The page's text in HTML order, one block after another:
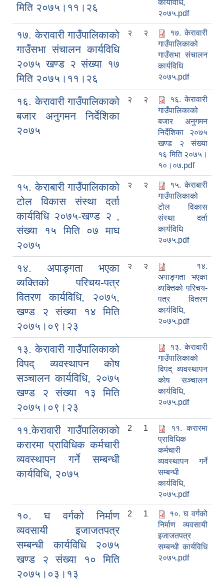
मिति २०७५।११।२६
कार्यविधि,
२०७५.pdf
१७. केरावारी गाउँपालिकाको
गाउँसभा संचालन कार्यविधि
२०७५ खण्ड २ संख्या १७
मिति २०७५।११।२६
२ २
१७. केरावारी
गाउँपालिकाको
गाउँसभा संचालन
कार्यविधि
२०७५.pdf
१६. केरावारी गाउँपालिकाको
बजार अनुगमन निर्देशिका
२०७५
२ २
१६. केरावारी
गाउँपालिकाको
बजार अनुगमन
निर्देशिका २०७५
खण्ड २ संख्या
१६ मिति २०७५।
१०।०७.pdf
१५. केराबारी गाउँपालिकाको
टोल विकास संस्था दर्ता
कार्यविधि २०७५-खण्ड २ ,
संख्या १५ मिति ०७ माघ
२०७५
२ २
१५. केराबारी
गाउँपालिकाको
टोल विकास
संस्था दर्ता
कार्यविधि
२०७५.pdf
१४. अपाङ्गता भएका
व्यक्तिको परिचय-पत्र
वितरण कार्यविधि, २०७५,
खण्ड २ संख्या १४ मिति
२०७५।०९।२३
२ २
१४.
अपाङ्गता भएका
व्यक्तिको परिचय-
पत्र वितरण
कार्यविधि,
२०७५.pdf
१३. केरावारी गाउँपालिकाको
विपद् व्यवस्थापन कोष
सञ्चालन कार्यविधि, २०७५
खण्ड २ संख्या १३ मिति
२०७५।०९।२३
१३. केरावारी
गाउँपालिकाको
विपद् व्यवस्थापन
कोष सञ्चालन
कार्यविधि,
२०७५.pdf
११.केरावारी गाउँपालिकाको
करारमा प्राविधिक कर्मचारी
व्यवस्थापन गर्ने सम्बन्धी
कार्यविधि, २०७५
2 1
११. करारमा
प्राविधिक
कर्मचारी
व्यवस्थापन गर्ने
सम्बन्धी
कार्यविधि,
२०७५.pdf
१०. घ वर्गको निर्माण
व्यवसायी इजाजतपत्र
सम्बन्धी कार्यविधि २०७५
खण्ड २ संख्या १० मिति
२०७५।०३।१३
2 1
१०. घ वर्गको
निर्माण व्यवसायी
इजाजतपत्र
सम्बन्धी कार्यविधि
२०७५.pdf